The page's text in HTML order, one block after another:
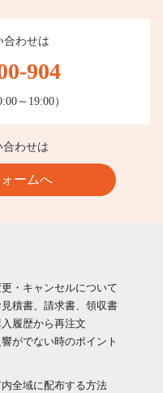
合わせは
904
～19:00）
合わせは
ームへ
・キャンセルについて
見積書、請求書、領収書
履歴から再注文
響がでない時のポイント
全域に配布する方法